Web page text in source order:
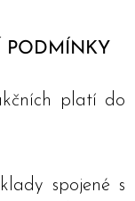
PODMÍNKY
platí do
spojené s